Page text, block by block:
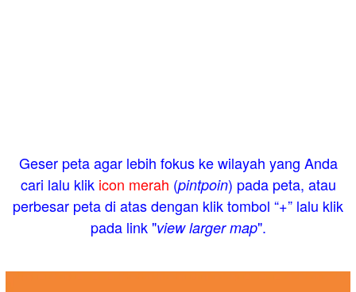
Geser peta agar lebih fokus ke wilayah yang Anda
cari lalu klik icon merah (pintpoin) pada peta, atau
perbesar peta di atas dengan klik tombol “+” lalu klik
pada link "view larger map".